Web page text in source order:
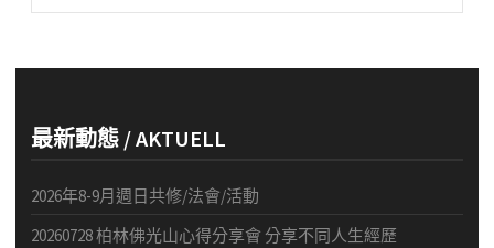
最新動態 / AKTUELL
2026年8-9月週日共修/法會/活動
20260728 柏林佛光山心得分享會 分享不同人生經歷